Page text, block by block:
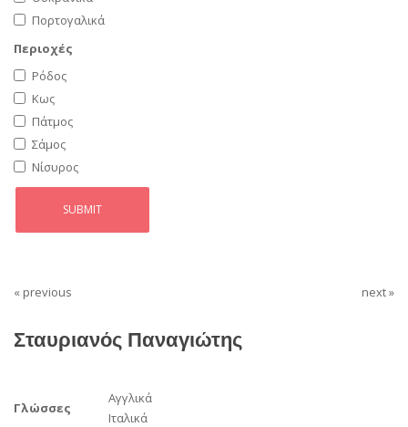
Πορτογαλικά
Περιοχές
Ρόδος
Κως
Πάτμος
Σάμος
Νίσυρος
« previous next »
Σταυριανός Παναγιώτης
Γλώσσες
Αγγλικά
Ιταλικά